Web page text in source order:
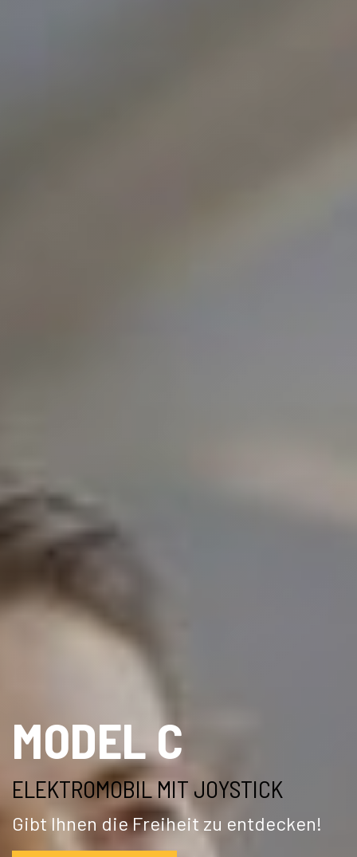
​MODEL C
ELEKTROMOBIL MIT JOYSTICK
Gibt Ihnen die Freiheit zu entdecken!